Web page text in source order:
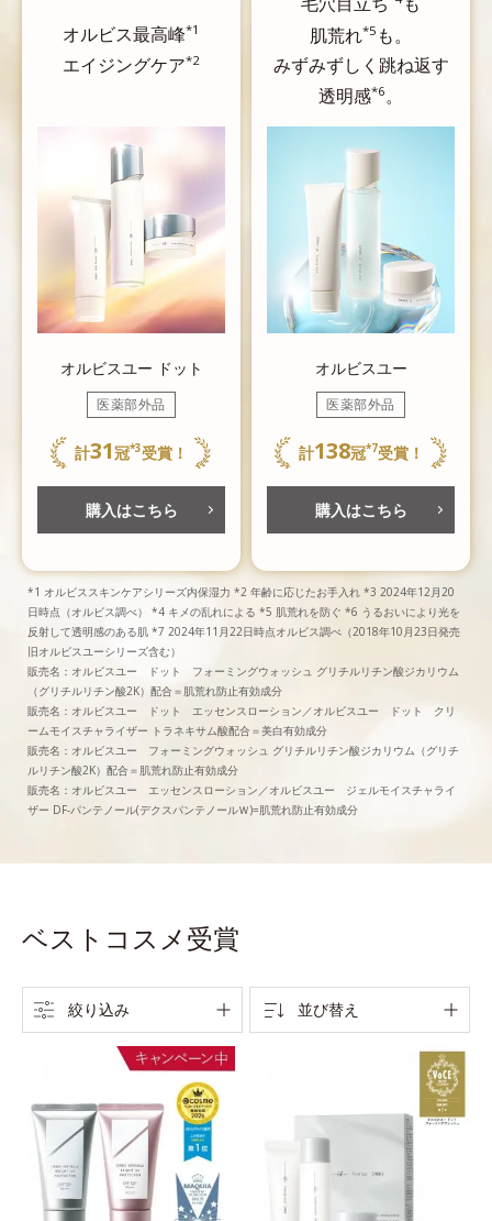
オルビス最高峰*1
エイジングケア*2
オルビスユー ドット
医薬部外品
計31冠*3受賞！
購入はこちら
肌荒れ*5 も。
みずみずしく跳ね返す
透明感*6。
オルビスユー
医薬部外品
計138冠*7受賞！
購入はこちら
*1 オルビススキンケアシリーズ内保湿力 *2 年齢に応じたお手入れ *3 2024年12月20
日時点（オルビス調べ） *4 キメの乱れによる *5 肌荒れを防ぐ *6 うるおいにより光を
反射して透明感のある肌 *7 2024年11月22日時点オルビス調べ（2018年10月23日発売
旧オルビスユーシリーズ含む）
販売名：オルビスユー ドット フォーミングウォッシュ グリチルリチン酸ジカリウム
（グリチルリチン酸2K）配合＝肌荒れ防止有効成分
販売名：オルビスユー ドット エッセンスローション／オルビスユー ドット クリ
ームモイスチャライザー トラネキサム酸配合＝美白有効成分
販売名：オルビスユー フォーミングウォッシュ グリチルリチン酸ジカリウム（グリチ
ルリチン酸2K）配合＝肌荒れ防止有効成分
販売名：オルビスユー エッセンスローション／オルビスユー ジェルモイスチャライ
ザー DF-パンテノール(デクスパンテノールＷ)=肌荒れ防止有効成分
ベストコスメ受賞
絞り込み 並び替え